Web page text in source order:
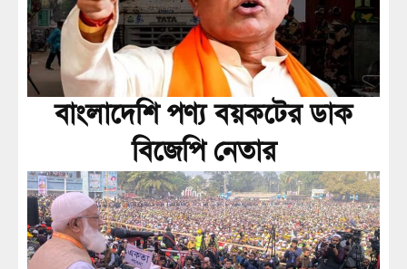
বাংলাদেশি পণ্য বয়কটের ডাক
বিজেপি নেতার